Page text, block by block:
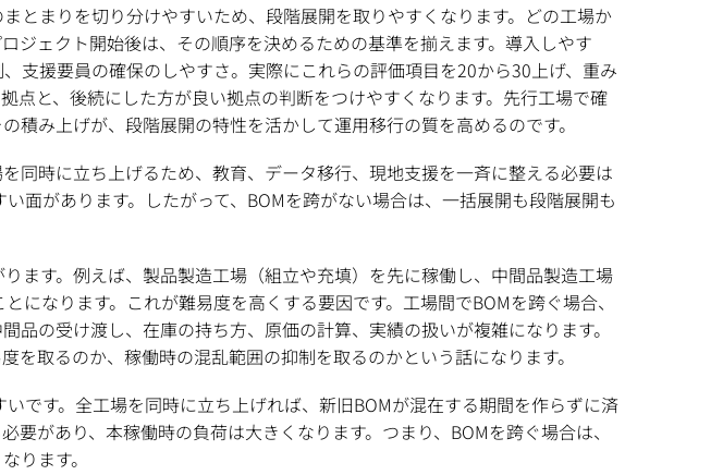
とまりを切り分けやすいため、段階展開を取りやすくなります。どの工場か
ジェクト開始後は、その順序を決めるための基準を揃えます。導入しやす
支援要員の確保のしやすさ。実際にこれらの評価項目を20から30上げ、重み
と、後続にした方が良い拠点の判断をつけやすくなります。先行工場で確
み上げが、段階展開の特性を活かして運用移行の質を高めるのです。
同時に立ち上げるため、教育、データ移行、現地支援を一斉に整える必要は
面があります。したがって、BOMを跨がない場合は、一括展開も段階展開も
ます。例えば、製品製造工場（組立や充填）を先に稼働し、中間品製造工場
なります。これが難易度を高くする要因です。工場間でBOMを跨ぐ場合、
の受け渡し、在庫の持ち方、原価の計算、実績の扱いが複雑になります。
取るのか、稼働時の混乱範囲の抑制を取るのかという話になります。
です。全工場を同時に立ち上げれば、新旧BOMが混在する期間を作らずに済
があり、本稼働時の負荷は大きくなります。つまり、BOMを跨ぐ場合は、
ります。